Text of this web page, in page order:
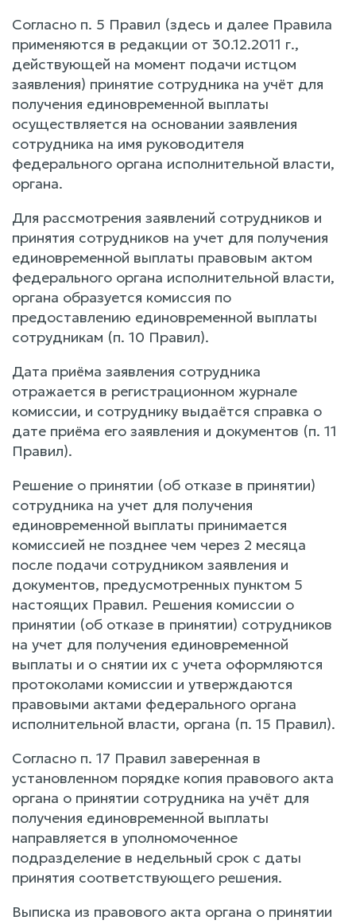
Согласно п. 5 Правил (здесь и далее Правила
применяются в редакции от 30.12.2011 г.,
действующей на момент подачи истцом
заявления) принятие сотрудника на учёт для
получения единовременной выплаты
осуществляется на основании заявления
сотрудника на имя руководителя
федерального органа исполнительной власти,
органа.
Для рассмотрения заявлений сотрудников и
принятия сотрудников на учет для получения
единовременной выплаты правовым актом
федерального органа исполнительной власти,
органа образуется комиссия по
предоставлению единовременной выплаты
сотрудникам (п. 10 Правил).
Дата приёма заявления сотрудника
отражается в регистрационном журнале
комиссии, и сотруднику выдаётся справка о
дате приёма его заявления и документов (п. 11
Правил).
Решение о принятии (об отказе в принятии)
сотрудника на учет для получения
единовременной выплаты принимается
комиссией не позднее чем через 2 месяца
после подачи сотрудником заявления и
документов, предусмотренных пунктом 5
настоящих Правил. Решения комиссии о
принятии (об отказе в принятии) сотрудников
на учет для получения единовременной
выплаты и о снятии их с учета оформляются
протоколами комиссии и утверждаются
правовыми актами федерального органа
исполнительной власти, органа (п. 15 Правил).
Согласно п. 17 Правил заверенная в
установленном порядке копия правового акта
органа о принятии сотрудника на учёт для
получения единовременной выплаты
направляется в уполномоченное
подразделение в недельный срок с даты
принятия соответствующего решения.
Выписка из правового акта органа о принятии